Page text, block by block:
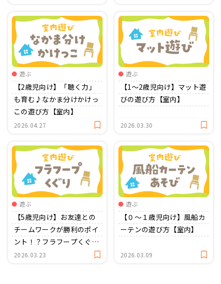
遊ぶ
【2歳児向け】「聴く力」
も育む♪なかま分けかけっ
この遊び方【室内】
2026.04.27
遊ぶ
【1〜2歳児向け】マット遊
びの遊び方【室内】
2026.03.30
遊ぶ
【5歳児向け】お友達との
チームワークが勝利のポイ
ント！？フラフープくぐり
【室内】
2026.03.23
遊ぶ
【０〜１歳児向け】風船カ
ーテンの遊び方【室内】
2026.03.09